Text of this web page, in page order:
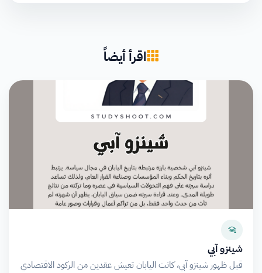
اقرأ أيضاً
شينزو آبي
قبل ظهور شينزو آبي، كانت اليابان تعيش عقدين من الركود الاقتصادي